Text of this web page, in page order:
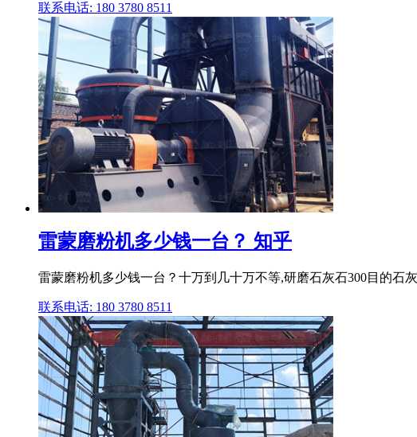
联系电话: 180 3780 8511
雷蒙磨粉机多少钱一台？ 知乎
雷蒙磨粉机多少钱一台？十万到几十万不等,研磨石灰石300目的石
联系电话: 180 3780 8511